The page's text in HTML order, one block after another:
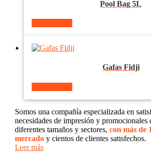
Pool Bag 5L
Gafas Fidji
Somos una compañía especializada en
necesidades de impresión y promocionales
diferentes tamaños y sectores, con más de
mercadoy cientos de clientes satisfechos.
Leer más